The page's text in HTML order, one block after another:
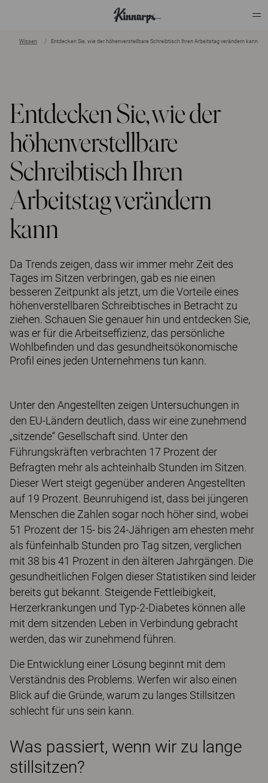
Wissen Entdecken Sie, wie der höhenverstellbare Schreibtisch Ihren Arbeitstag verändern kann
Entdecken Sie, wie der
höhenverstellbare
Schreibtisch Ihren
Arbeitstag verändern
kann
Da Trends zeigen, dass wir immer mehr Zeit des
Tages im Sitzen verbringen, gab es nie einen
besseren Zeitpunkt als jetzt, um die Vorteile eines
höhenverstellbaren Schreibtisches in Betracht zu
ziehen. Schauen Sie genauer hin und entdecken Sie,
was er für die Arbeitseffizienz, das persönliche
Wohlbefinden und das gesundheitsökonomische
Profil eines jeden Unternehmens tun kann.
Unter den Angestellten zeigen Untersuchungen in
den EU-Ländern deutlich, dass wir eine zunehmend
„sitzende“ Gesellschaft sind. Unter den
Führungskräften verbrachten 17 Prozent der
Befragten mehr als achteinhalb Stunden im Sitzen.
Dieser Wert steigt gegenüber anderen Angestellten
auf 19 Prozent. Beunruhigend ist, dass bei jüngeren
Menschen die Zahlen sogar noch höher sind, wobei
51 Prozent der 15- bis 24-Jährigen am ehesten mehr
als fünfeinhalb Stunden pro Tag sitzen, verglichen
mit 38 bis 41 Prozent in den älteren Jahrgängen. Die
gesundheitlichen Folgen dieser Statistiken sind leider
bereits gut bekannt. Steigende Fettleibigkeit,
Herzerkrankungen und Typ-2-Diabetes können alle
mit dem sitzenden Leben in Verbindung gebracht
werden, das wir zunehmend führen.
Die Entwicklung einer Lösung beginnt mit dem
Verständnis des Problems. Werfen wir also einen
Blick auf die Gründe, warum zu langes Stillsitzen
schlecht für uns sein kann.
Was passiert, wenn wir zu lange
stillsitzen?